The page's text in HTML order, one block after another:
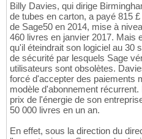
Billy Davies, qui dirige
de tubes en carton, a payé 815
de Sage50 en 2014, mise à
460 livres en janvier 2017. Mais
qu'il éteindrait son logiciel au 30
de sécurité par lesquels Sage
utilisateurs sont obsolètes.
forcé d'accepter des paiements
modèle d'abonnement
prix de l'énergie de son
50 000 livres en un an.
En effet, sous la direction du